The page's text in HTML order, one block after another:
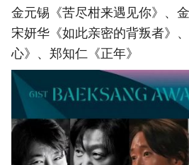
金元锡《苦尽柑来遇见你》、
宋妍华《如此亲密的背叛者》
心》、郑知仁《正年》